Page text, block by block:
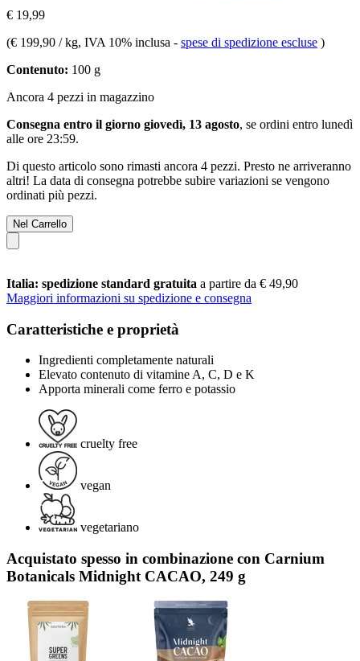
€ 19,99
(€ 199,90 / kg, IVA 10% inclusa - spese di spedizione escluse )
Contenuto: 100 g
Ancora 4 pezzi in magazzino
Consegna entro il giorno giovedì, 13 agosto, se ordini entro lunedì
alle ore 23:59.
Di questo articolo sono rimasti ancora 4 pezzi. Presto ne arriveranno
altri! La data di consegna potrebbe subire variazioni se vengono
ordinati più pezzi.
Nel Carrello
Italia: spedizione standard gratuita a partire da € 49,90
Maggiori informazioni su spedizione e consegna
Caratteristiche e proprietà
Ingredienti completamente naturali
Elevato contenuto di vitamine A, C, D e K
Apporta minerali come ferro e potassio
cruelty free
vegan
vegetariano
Acquistato spesso in combinazione con Carnium
Botanicals Midnight CACAO, 249 g